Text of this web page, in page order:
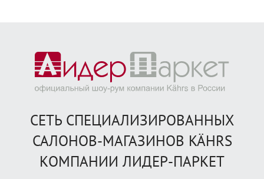
СЕТЬ СПЕЦИАЛИЗИРОВАННЫХ
САЛОНОВ-МАГАЗИНОВ KÄHRS
КОМПАНИИ ЛИДЕР-ПАРКЕТ